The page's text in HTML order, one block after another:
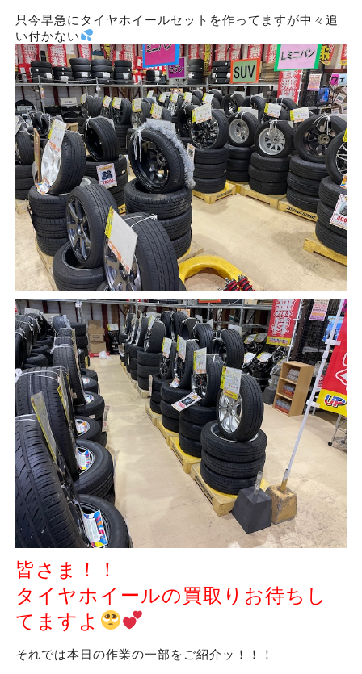
只今早急にタイヤホイールセットを作ってますが中々追
い付かない
皆さま！！
タイヤホイールの買取りお待ちし
てますよ
それでは本日の作業の一部をご紹介ッ！！！